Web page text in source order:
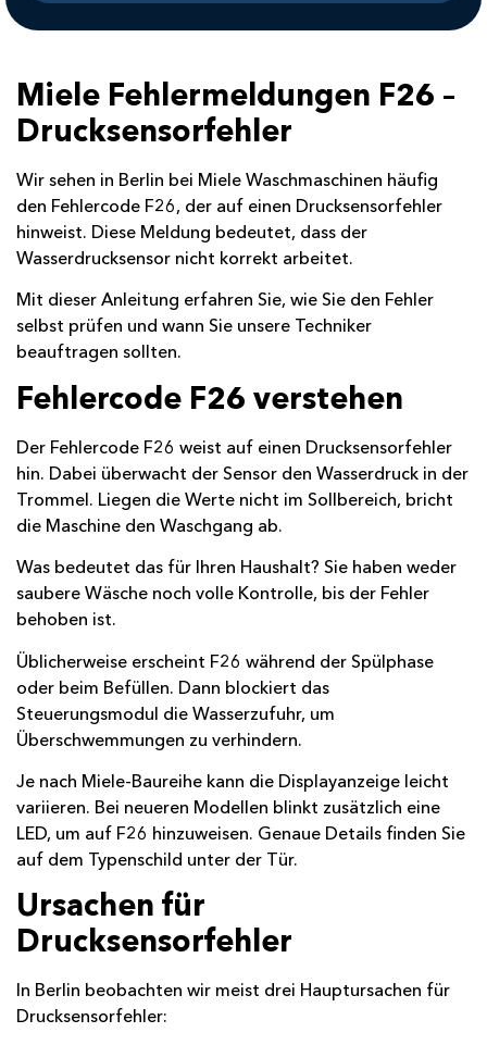
Miele Fehlermeldungen F26 –
Drucksensorfehler
Wir sehen in Berlin bei Miele Waschmaschinen häufig
den Fehlercode F26, der auf einen Drucksensorfehler
hinweist. Diese Meldung bedeutet, dass der
Wasserdrucksensor nicht korrekt arbeitet.
Mit dieser Anleitung erfahren Sie, wie Sie den Fehler
selbst prüfen und wann Sie unsere Techniker
beauftragen sollten.
Fehlercode F26 verstehen
Der Fehlercode F26 weist auf einen Drucksensorfehler
hin. Dabei überwacht der Sensor den Wasserdruck in der
Trommel. Liegen die Werte nicht im Sollbereich, bricht
die Maschine den Waschgang ab.
Was bedeutet das für Ihren Haushalt? Sie haben weder
saubere Wäsche noch volle Kontrolle, bis der Fehler
behoben ist.
Üblicherweise erscheint F26 während der Spülphase
oder beim Befüllen. Dann blockiert das
Steuerungsmodul die Wasserzufuhr, um
Überschwemmungen zu verhindern.
Je nach Miele-Baureihe kann die Displayanzeige leicht
variieren. Bei neueren Modellen blinkt zusätzlich eine
LED, um auf F26 hinzuweisen. Genaue Details finden Sie
auf dem Typenschild unter der Tür.
Ursachen für
Drucksensorfehler
In Berlin beobachten wir meist drei Hauptursachen für
Drucksensorfehler: